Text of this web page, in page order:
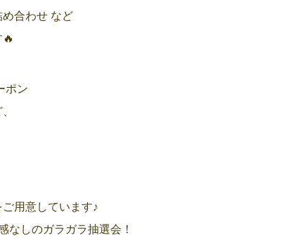
め合わせ など
ポン
用意しています♪
なしのガラガラ抽選会！